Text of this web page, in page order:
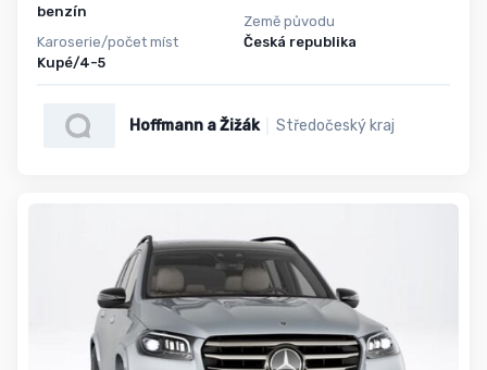
benzín
Karoserie/počet míst
Kupé/4-5
Země původu
Česká republika
Hoffmann a Žižák Středočeský kraj